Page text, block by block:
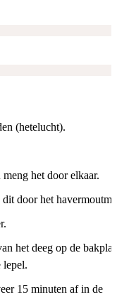
(hetelucht).
het door elkaar.
door het
het deeg op de
lepel.
15 minuten af in de